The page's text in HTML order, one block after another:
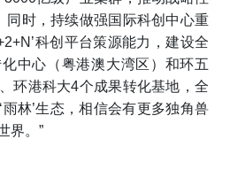
同时，持续做强国际科创中心重
科创平台策源能力，建设全
中心（粤港澳大湾区）和环五
环港科大4个成果转化基地，全
林’生态，相信会有更多独角兽
界。”